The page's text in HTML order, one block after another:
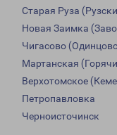
Старая Руза
Новая Заимка
Чигасово
Мартанская
Верхотомское
Петропавловка
Черноисточинск